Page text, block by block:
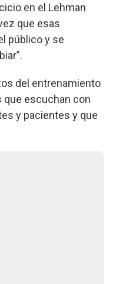
en el Lehman
que esas
público y se
del entrenamiento
escuchan con
y pacientes y que